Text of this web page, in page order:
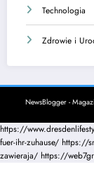
Technologia
Zdrowie i
NewsBlogger -
https://
fuer-ihr-zuhause/ https://
zawieraja/ https://